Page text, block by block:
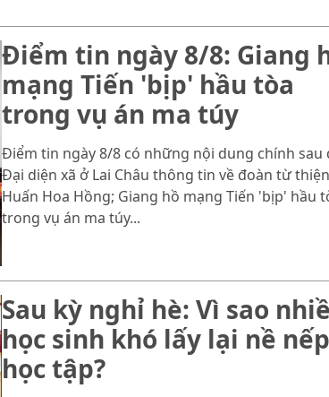
Điểm tin ngày 8/8: Giang
mạng Tiến 'bịp' hầu tòa
trong vụ án ma túy
Điểm tin ngày 8/8 có những nội dung chính sau
Đại diện xã ở Lai Châu thông tin về đoàn từ
Huấn Hoa Hồng; Giang hồ mạng Tiến 'bịp' hầu
trong vụ án ma túy...
Sau kỳ nghỉ hè: Vì sao
học sinh khó lấy lại nề nếp
học tập?